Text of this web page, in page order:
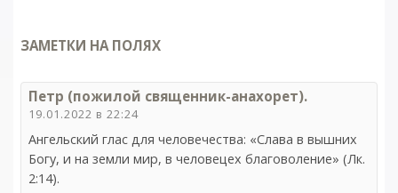
ЗАМЕТКИ НА ПОЛЯХ
Петр (пожилой священник-анахорет).
19.01.2022 в 22:24
Ангельский глас для человечества: «Слава в вышних
Богу, и на земли мир, в человецех благоволение» (Лк.
2:14).